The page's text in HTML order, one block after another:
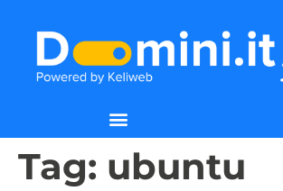
Tag: ubuntu